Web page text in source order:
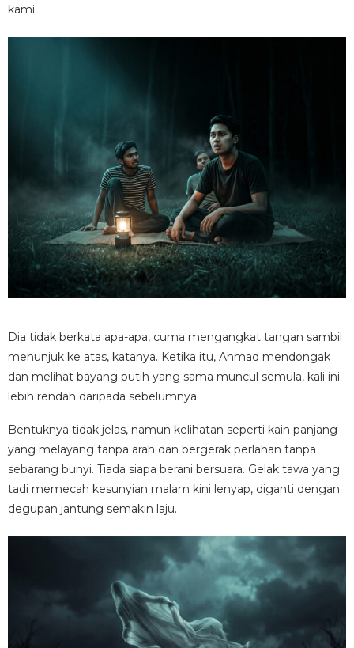
kami.
Dia tidak berkata apa-apa, cuma mengangkat tangan sambil
menunjuk ke atas, katanya. Ketika itu, Ahmad mendongak
dan melihat bayang putih yang sama muncul semula, kali ini
lebih rendah daripada sebelumnya.
Bentuknya tidak jelas, namun kelihatan seperti kain panjang
yang melayang tanpa arah dan bergerak perlahan tanpa
sebarang bunyi. Tiada siapa berani bersuara. Gelak tawa yang
tadi memecah kesunyian malam kini lenyap, diganti dengan
degupan jantung semakin laju.